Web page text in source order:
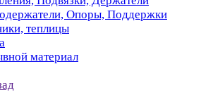
Опоры, Поддержки
теплицы
материал